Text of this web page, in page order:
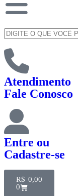
Atendimento
Fale Conosco
Entre ou
Cadastre-se
R$ 0,00
0